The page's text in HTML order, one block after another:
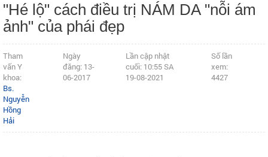
"Hé lộ" cách điều trị NÁM DA "nỗi ám
ảnh" của phái đẹp
Tham
vấn Y
khoa:
Bs.
Nguyễn
Hồng
Hải
Ngày
đăng: 13-
06-2017
Lần cập nhật
cuối: 10:55 SA
19-08-2021
Số lần
xem:
4427